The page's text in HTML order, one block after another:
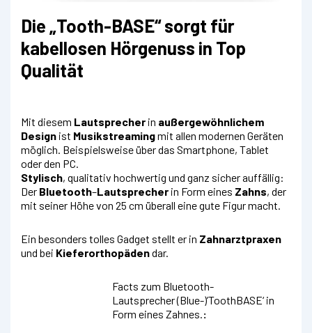
Die „Tooth-BASE“ sorgt für
kabellosen Hörgenuss in Top
Qualität
Mit diesem Lautsprecher in außergewöhnlichem
Design ist Musikstreamingmit allen modernen Geräten
möglich. Beispielsweise über das Smartphone, Tablet
oder den PC.
Stylisch, qualitativ hochwertig und ganz sicher auffällig:
Der Bluetooth–Lautsprecher in Form eines Zahns, der
mit seiner Höhe von 25 cm überall eine gute Figur macht.
Ein besonders tolles Gadget stellt er in Zahnarztpraxen
und bei Kieferorthopädendar.
Facts zum Bluetooth-
Lautsprecher (Blue-)’ToothBASE‘ in
Form eines Zahnes. :